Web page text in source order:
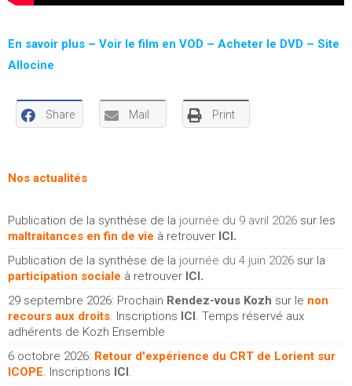
En savoir plus – Voir le film en VOD – Acheter le DVD – Site
Allocine
Share Mail Print
Nos actualités
Publication de la synthèse de la journée du 9 avril 2026 sur les
maltraitances en fin de vie à retrouver ICI .
Publication de la synthèse de la journée du 4 juin 2026 sur la
participation sociale à retrouver ICI .
29 septembre 2026: Prochain Rendez-vous Kozh sur le non
recours aux droits. Inscriptions ICI . Temps réservé aux
adhérents de Kozh Ensemble
6 octobre 2026: Retour d'expérience du CRT de Lorient sur
ICOPE. Inscriptions ICI .